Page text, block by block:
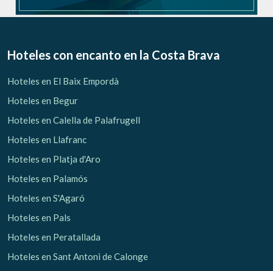
Hoteles con encanto en la Costa Brava
Hoteles en El Baix Empordà
Hoteles en Begur
Hoteles en Calella de Palafrugell
Hoteles en Llafranc
Hoteles en Platja d'Aro
Hoteles en Palamós
Hoteles en S'Agaró
Hoteles en Pals
Hoteles en Peratallada
Hoteles en Sant Antoni de Calonge